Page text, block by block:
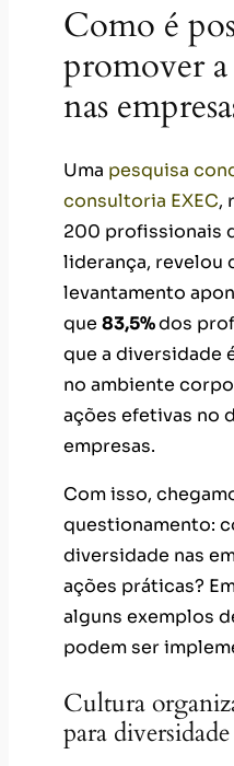
Como é
promover
nas
Uma pesquisa
consultoria EXEC,
200 profissionais
liderança, revelou
levantamento
que 83,5%dos
que a diversidade
no ambiente
ações efetivas no
empresas.
Com isso,
questionamento:
diversidade nas
ações práticas?
alguns exemplos
podem ser
Cultura
para diversidade